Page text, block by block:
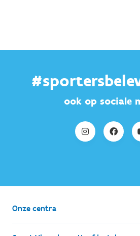
ook op sociale
Onze centra